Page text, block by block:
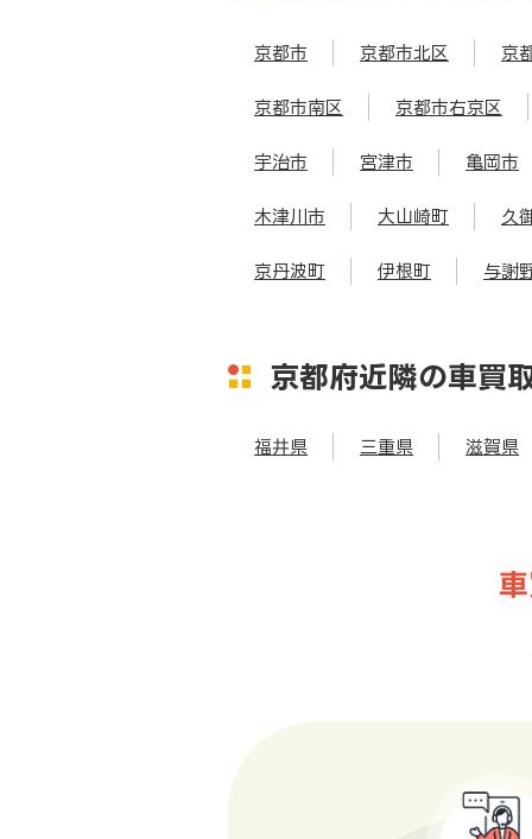
京都市 京都市北区 京
京都市南区 京都市右京区
宇治市 宮津市 亀岡市
木津川市 大山崎町 久
京丹波町 伊根町 与謝
京都府近隣の車買
福井県 三重県 滋賀県